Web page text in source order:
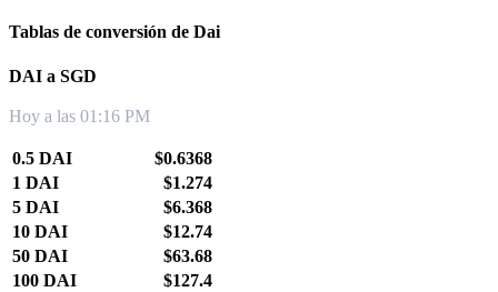
Tablas de conversión de Dai
DAI a SGD
Hoy a las 01:16 PM
0.5 DAI
$0.6368
1 DAI
$1.274
5 DAI
$6.368
10 DAI
$12.74
50 DAI
$63.68
100 DAI
$127.4